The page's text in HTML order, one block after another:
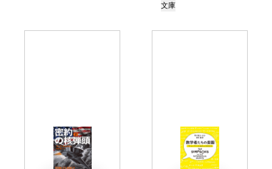
文庫